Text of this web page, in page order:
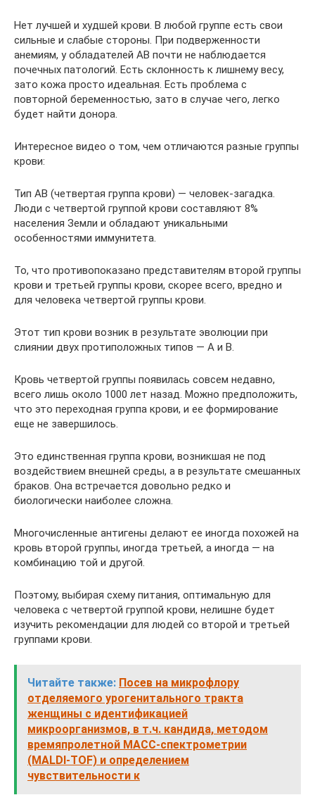
Нет лучшей и худшей крови. В любой группе есть свои
сильные и слабые стороны. При подверженности
анемиям, у обладателей AB почти не наблюдается
почечных патологий. Есть склонность к лишнему весу,
зато кожа просто идеальная. Есть проблема с
повторной беременностью, зато в случае чего, легко
будет найти донора.
Интересное видео о том, чем отличаются разные группы
крови:
Тип АВ (четвертая группа крови) — человек-загадка.
Люди с четвертой группой крови составляют 8%
населения Земли и обладают уникальными
особенностями иммунитета.
То, что противопоказано представителям второй группы
крови и третьей группы крови, скорее всего, вредно и
для человека четвертой группы крови.
Этот тип крови возник в результате эволюции при
слиянии двух протиположных типов — А и В.
Кровь четвертой группы появилась совсем недавно,
всего лишь около 1000 лет назад. Можно предположить,
что это переходная группа крови, и ее формирование
еще не завершилось.
Это единственная группа крови, возникшая не под
воздействием внешней среды, а в результате смешанных
браков. Она встречается довольно редко и
биологически наиболее сложна.
Многочисленные антигены делают ее иногда похожей на
кровь второй группы, иногда третьей, а иногда — на
комбинацию той и другой.
Поэтому, выбирая схему питания, оптимальную для
человека с четвертой группой крови, нелишне будет
изучить рекомендации для людей со второй и третьей
группами крови.
Читайте также: Посев на микрофлору
отделяемого урогенитального тракта
женщины с идентификацией
микроорганизмов, в т.ч. кандида, методом
времяпролетной МАСС-спектрометрии
(MALDI-TOF) и определением
чувствительности к